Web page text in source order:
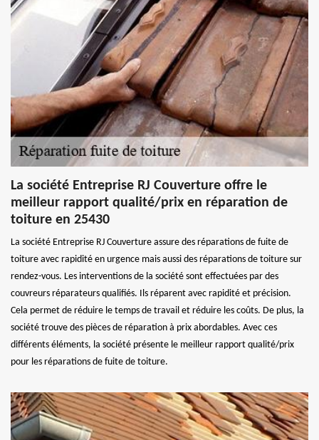
La société Entreprise RJ Couverture offre le
meilleur rapport qualité/prix en réparation de
toiture en 25430
La société Entreprise RJ Couverture assure des réparations de fuite de
toiture avec rapidité en urgence mais aussi des réparations de toiture sur
rendez-vous. Les interventions de la société sont effectuées par des
couvreurs réparateurs qualifiés. Ils réparent avec rapidité et précision.
Cela permet de réduire le temps de travail et réduire les coûts. De plus, la
société trouve des pièces de réparation à prix abordables. Avec ces
différents éléments, la société présente le meilleur rapport qualité/prix
pour les réparations de fuite de toiture.